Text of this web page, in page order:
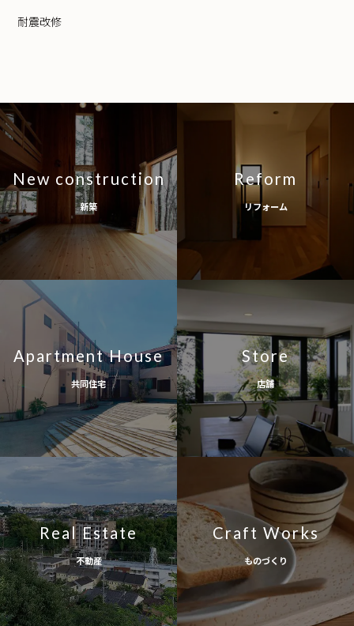
耐震改修
New construction
新築
Reform
リフォーム
Apartment House
共同住宅
Store
店舗
Real Estate
不動産
Craft Works
ものづくり